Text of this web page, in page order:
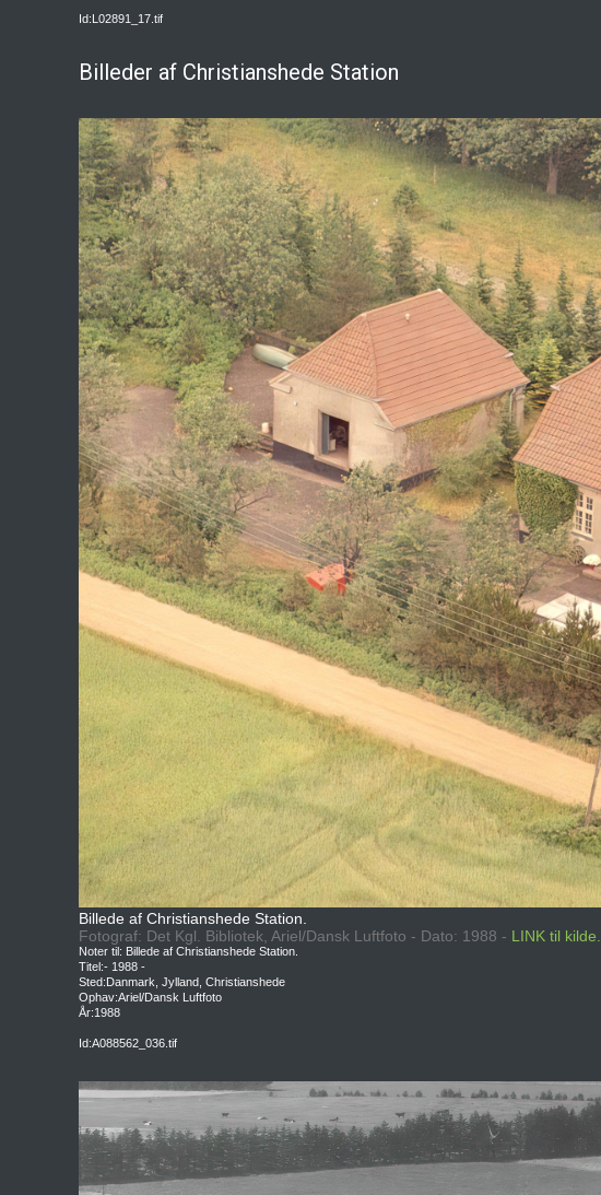
Id:L02891_17.tif
Billeder af Christianshede Station
Billede af Christianshede Station.
Fotograf: Det Kgl. Bibliotek, Ariel/Dansk Luftfoto - Dato: 1988 - LINK til kilde.
Noter til: Billede af Christianshede Station.
Titel:- 1988 -
Sted:Danmark, Jylland, Christianshede
Ophav:Ariel/Dansk Luftfoto
År:1988
Id:A088562_036.tif